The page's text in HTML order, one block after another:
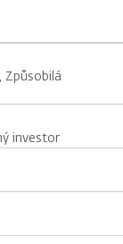
Způsobilá
investor